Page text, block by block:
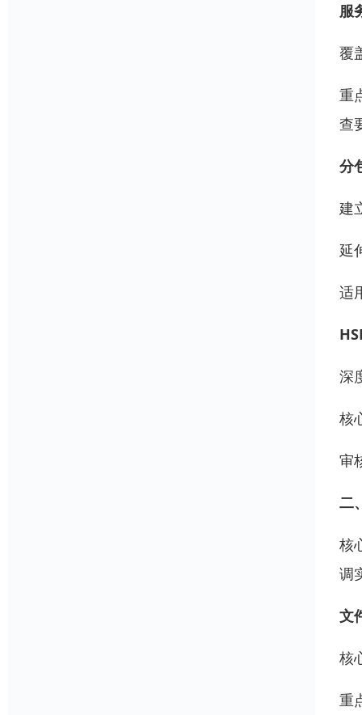
服
覆
重
查
分
建
延
适
深
核
审
二
核
调
文
核
重